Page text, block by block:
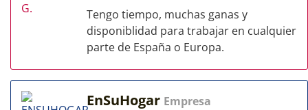
Tengo tiempo, muchas ganas y
disponiblidad para trabajar en cualquier
parte de España o Europa.
EnSuHogar Empresa